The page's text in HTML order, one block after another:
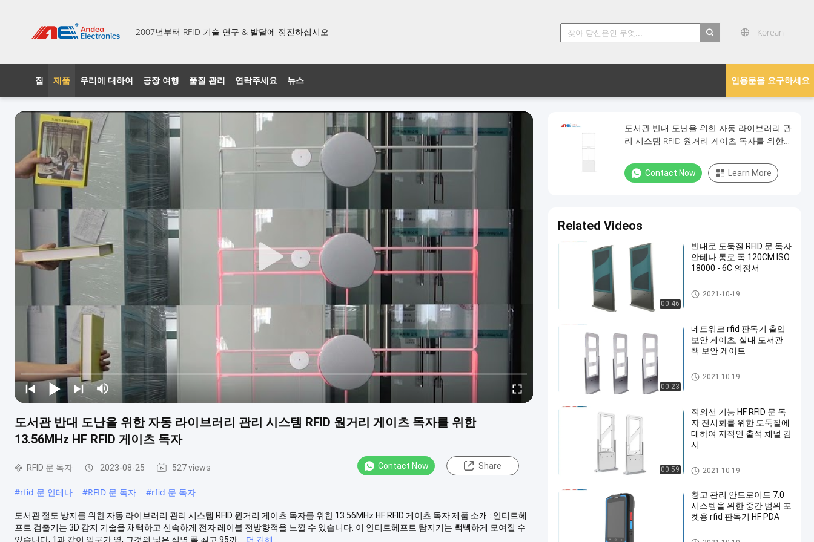
2007년부터 RFID 기술 연구 & 발달에 정진하십시오
Korean
인용문을 요구하세요
집 제품 우리에 대하여 공장 여행 품질 관리 연락주세요 뉴스
도서관 반대 도난을 위한 자동 라이브러리 관리 시스템 RFID 원거리 게이츠 독자를 위한
13.56MHz HF RFID 게이츠 독자
RFID 문 독자 2023-08-25 527 views Contact Now Share
#rfid 문 안테나 #RFID 문 독자 #rfid 문 독자
도서관 절도 방지를 위한 자동 라이브러리 관리 시스템 RFID 원거리 게이츠 독자를 위한 13.56MHz HF RFID 게이츠 독자 제품 소개 : 안티트헤
프트 검출기는 3D 감지 기술을 채택하고 신속하게 전자 레이블 전방향적을 느낄 수 있습니다. 이 안티트헤프트 탐지기는 빽빽하게 모여질 수
있습니다, 1과 같이 입구가 옆, 그것의 넓은 식별 폭 최고 95까...
더 견해
도서관 반대 도난을 위한 자동 라이브러리 관
리 시스템 RFID 원거리 게이츠 독자를 위한
Contact Now Learn More
Related Videos
00:46
반대로 도둑질 RFID 문 독자
안테나 통로 폭 120CM ISO
18000 - 6C 의정서
RFID 문 독자
2021-10-19
00:23
네트워크 rfid 판독기 출입
보안 게이츠, 실내 도서관
책 보안 게이트
RFID 문 독자
2021-10-19
00:59
적외선 기능 HF RFID 문 독
자 전시회를 위한 도둑질에
대하여 지적인 출석 채널 감
시
RFID 문 독자
2021-10-19
창고 관리 안드로이드 7.0
시스템을 위한 중간 범위 포
켓용 rfid 판독기 HF PDA
소형 rfid 독자